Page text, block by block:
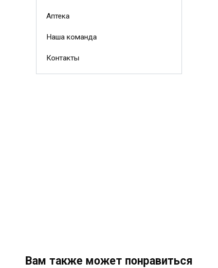
Аптека
Наша команда
Контакты
Вам также может понравиться